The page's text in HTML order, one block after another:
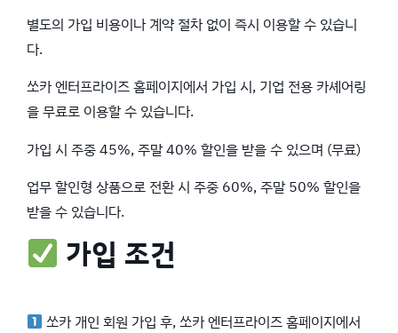
별도의 가입 비용이나 계약 절차 없이 즉시 이용할 수 있습니
다.
쏘카 엔터프라이즈 홈페이지에서 가입 시, 기업 전용 카셰어링
을 무료로 이용할 수 있습니다.
가입 시 주중 45%, 주말 40% 할인을 받을 수 있으며 (무료)
업무 할인형 상품으로 전환 시 주중 60%, 주말 50% 할인을
받을 수 있습니다.
가입 조건
쏘카 개인 회원 가입 후, 쏘카 엔터프라이즈 홈페이지에서